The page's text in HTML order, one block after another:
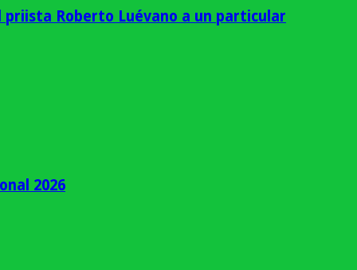
priista Roberto Luévano a un particular
2026